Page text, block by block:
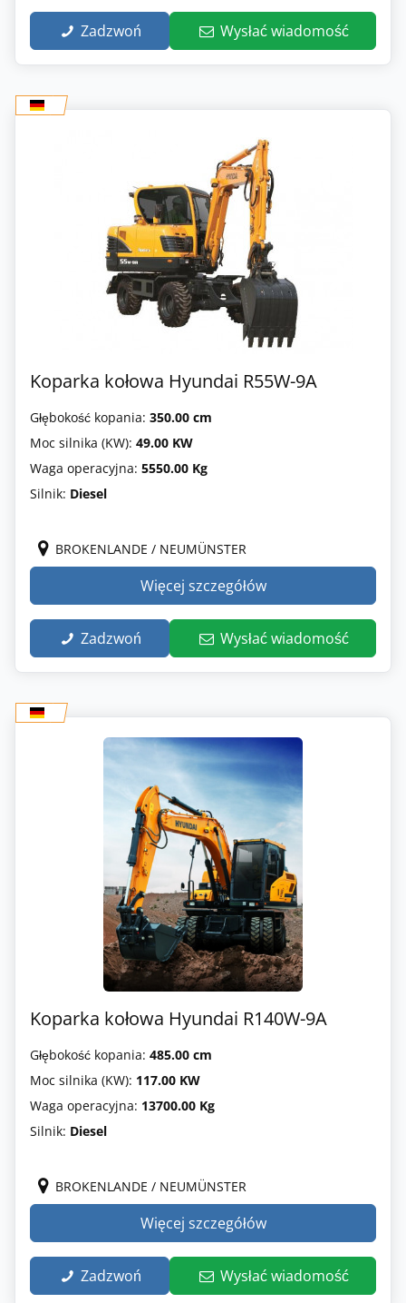
Zadzwoń Wysłać wiadomość
Koparka kołowa Hyundai R55W-9A
Głębokość kopania: 350.00 cm
Moc silnika (KW): 49.00 KW
Waga operacyjna: 5550.00 Kg
Silnik: Diesel
BROKENLANDE / NEUMÜNSTER
Więcej szczegółów
Zadzwoń Wysłać wiadomość
Koparka kołowa Hyundai R140W-9A
Głębokość kopania: 485.00 cm
Moc silnika (KW): 117.00 KW
Waga operacyjna: 13700.00 Kg
Silnik: Diesel
BROKENLANDE / NEUMÜNSTER
Więcej szczegółów
Zadzwoń Wysłać wiadomość